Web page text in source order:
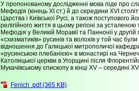
У пропонованому дослідженні мова піде про
Мефодія (кінець ХІ ст.) й до середини XVI
Царства і Київської Русі, а також поступового
релігійного життя в цьому регіоні за
Мефодія у Великій Моравії та Паннонії у
«схизматиків» русинів та волохів у той час
відношення до Галицької митрополичої
«русинською плебанією» в монастирі на
Католицької церкви в Угорщині після
Мукачівському єпископу в кінці XV – середині
Fenich .pdf (365 KB)